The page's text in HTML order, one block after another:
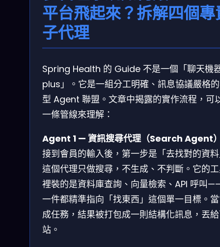
平台飛起來？拆解四個專
子代理
Spring Health 的 Guide 不是一個「聊天機
plus」。它是一組分工明確、訊息協議嚴格
型 Agent 聯盟。文章中揭露的實作流程，可
一條管線來理解：
Agent 1 — 資訊搜尋代理（Search Agent
接到會員的輸入後，第一步是「去找對的資
這個代理只做搜尋，不生成、不判斷。它的
裡裝的是資料庫查詢、向量檢索、API 呼叫
一件都精準指向「找東西」這個單一目標。
成任務，結果被打包成一則結構化訊息，丟
站。